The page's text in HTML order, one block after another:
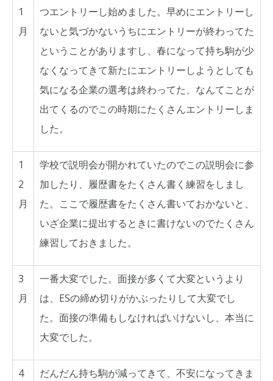
1
月
つエントリーし始めました。早めにエントリーし
ないと気づかないうちにエントリーが終わってた
ということがありますし、春になって持ち駒が少
なくなってきて新たにエントリーしようとしても
気になる企業の選考は終わってた、なんてことが
出てくるのでこの時期にたくさんエントリーしま
した。
1
2
月
学校で説明会が開かれていたのでこの説明会に参
加したり、履歴書をたくさん書く練習をしまし
た。ここで履歴書をたくさん書いておかないと、
いざ企業に提出するときに書けないのでたくさん
練習しておきました。
3
月
一番大変でした。面接が多くて大変というより
は、ESの締め切りがかぶったりして大変でし
た。面接の準備もしなければいけないし、本当に
大変でした。
4
だんだん持ち駒が減ってきて、不安になってきま